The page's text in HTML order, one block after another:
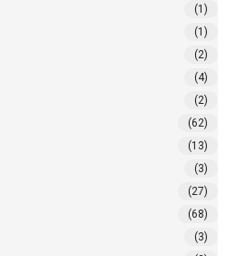
(1)
(1)
(2)
(4)
(2)
(62)
(13)
(3)
(27)
(68)
(3)